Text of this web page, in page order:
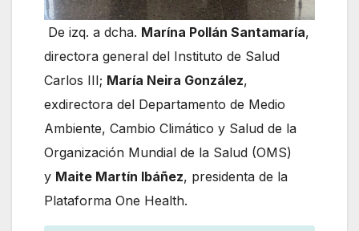
De izq. a dcha. Marína Pollán Santamaría,
directora general del Instituto de Salud
Carlos III; María Neira González,
exdirectora del Departamento de Medio
Ambiente, Cambio Climático y Salud de la
Organización Mundial de la Salud (OMS)
y Maite Martín Ibáñez, presidenta de la
Plataforma One Health.